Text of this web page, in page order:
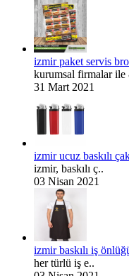
izmir paket servis
kurumsal firmalar ile
31 Mart 2021
izmir ucuz baskılı
izmir, baskılı ç..
03 Nisan 2021
izmir baskılı iş
her türlü iş e..